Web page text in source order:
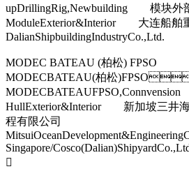
upDrillingRig,Newbuilding 模块
ModuleExterior&Interior 大连船
DalianShipbuildingIndustryCo.,Ltd.
MODEC BATEAU (柏松) FPSO
MODECBATEAU(柏松
HullExterior&Interior 新加坡三井海
程有限公司
Singapore/
